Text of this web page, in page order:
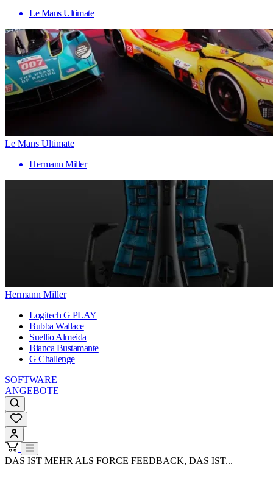
Le Mans Ultimate
Le Mans Ultimate
Hermann Miller
Hermann Miller
Logitech G PLAY
Bubba Wallace
Suellio Almeida
Bianca Bustamante
G Challenge
SOFTWARE
ANGEBOTE
DAS IST MEHR ALS FORCE FEEDBACK, DAS IST...